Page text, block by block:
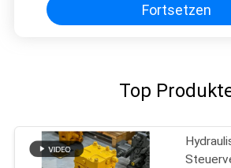
Fortsetzen
Top